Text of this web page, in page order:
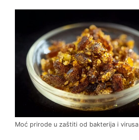
Moć prirode u zaštiti od bakterija i virusa